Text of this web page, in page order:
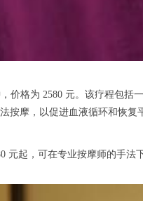
格为 2580 元。该疗程包括
按摩，以促进血液循环和恢复
起，可在专业按摩师的手法